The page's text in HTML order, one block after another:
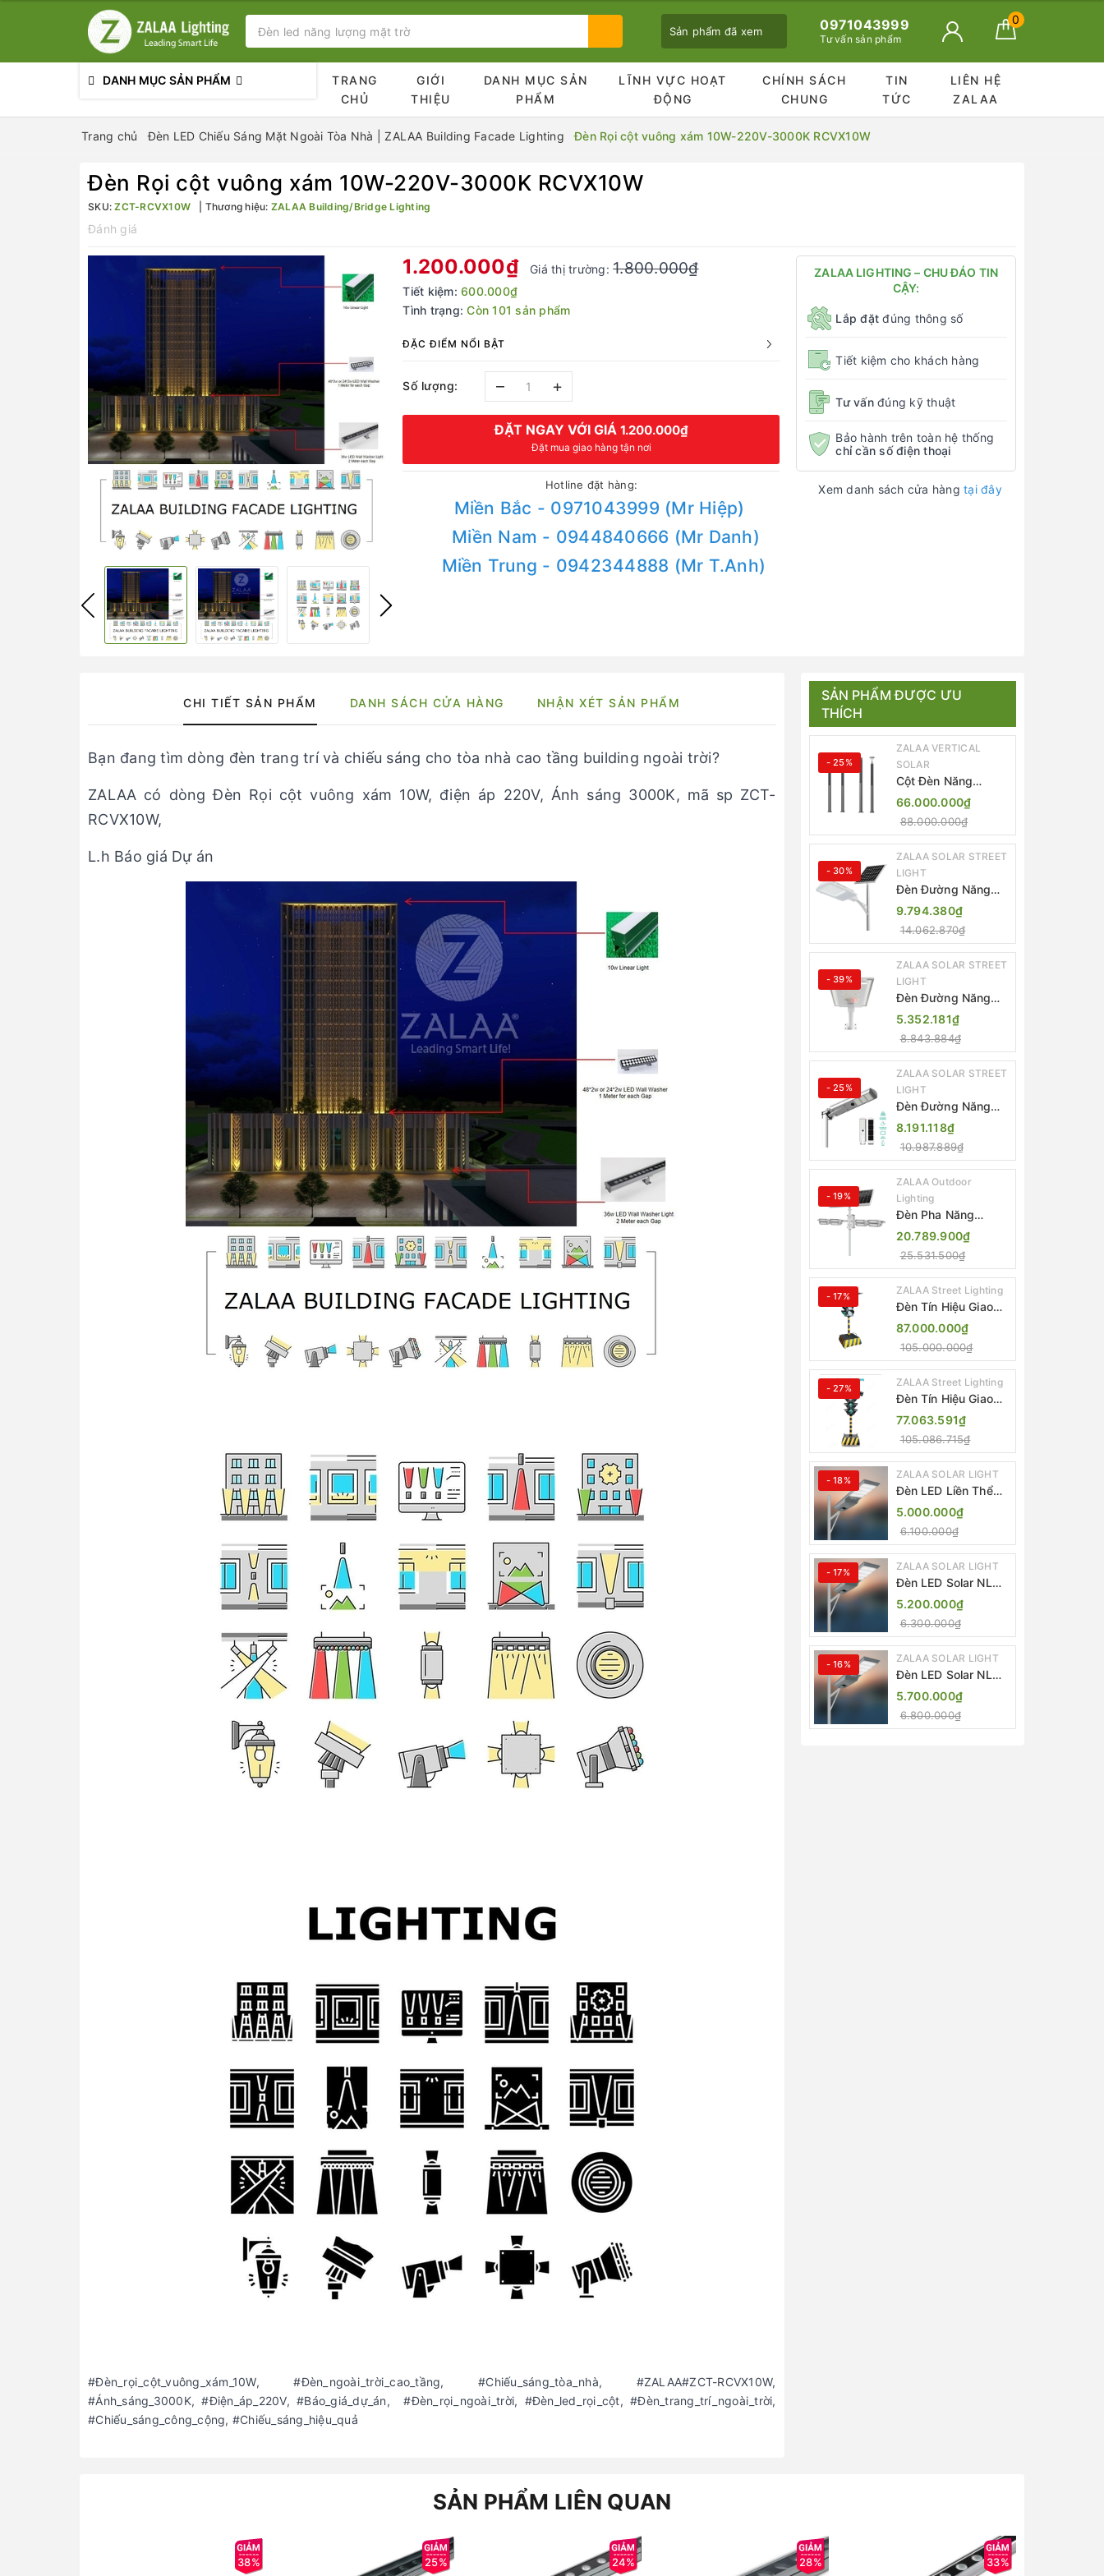
Sản phẩm đã xem
Bạn chưa xem sản phẩm nào
0971043999
Tư vấn sản phẩm
0
DANH MỤC SẢN PHẨM
TRANG
CHỦ
GIỚI
THIỆU
DANH MỤC SẢN
PHẨM
LĨNH VỰC HOẠT
ĐỘNG
CHÍNH SÁCH
CHUNG
TIN
TỨC
LIÊN HỆ
ZALAA
Trang chủ Đèn LED Chiếu Sáng Mặt Ngoài Tòa Nhà | ZALAA Building Facade Lighting Đèn Rọi cột vuông xám 10W-220V-3000K RCVX10W
Đèn Rọi cột vuông xám 10W-220V-3000K RCVX10W
SKU:ZCT-RCVX10W Thương hiệu: ZALAA Building/Bridge Lighting
Đánh giá
1.200.000₫ Giá thị trường:1.800.000₫
Tiết kiệm:600.000₫
Tình trạng: Còn 101 sản phẩm
ĐẶC ĐIỂM NỔI BẬT
Số lượng: – +
ĐẶT NGAY VỚI GIÁ 1.200.000₫
Đặt mua giao hàng tận nơi
Hotline đặt hàng:
Miền Bắc - 0971043999 (Mr Hiệp)
Miền Nam - 0944840666 (Mr Danh)
Miền Trung - 0942344888 (Mr T.Anh)
ZALAA LIGHTING – CHU ĐÁO TIN
CẬY:
Lắp đặt đúng thông số
Tiết kiệm cho khách hàng
Tư vấnđúng kỹ thuật
Bảo hành trên toàn hệ thống
chỉ cần số điện thoại
Xem danh sách cửa hàngtại đây
CHI TIẾT SẢN PHẨM DANH SÁCH CỬA HÀNG NHẬN XÉT SẢN PHẨM
Bạn đang tìm dòng đèn trang trí và chiếu sáng cho tòa nhà cao tầng building ngoài trời?
ZALAA có dòng Đèn Rọi cột vuông xám 10W, điện áp 220V, Ánh sáng 3000K, mã sp ZCT-
RCVX10W,
L.h Báo giá Dự án
#Đèn_rọi_cột_vuông_xám_10W, #Đèn_ngoài_trời_cao_tầng, #Chiếu_sáng_tòa_nhà, #ZALAA#ZCT-RCVX10W,
#Ánh_sáng_3000K, #Điện_áp_220V, #Báo_giá_dự_án, #Đèn_rọi_ngoài_trời, #Đèn_led_rọi_cột, #Đèn_trang_trí_ngoài_trời,
#Chiếu_sáng_công_cộng, #Chiếu_sáng_hiệu_quả
SẢN PHẨM ĐƯỢC ƯU
THÍCH
- 25%
ZALAA VERTICAL
SOLAR
Cột Đèn Năng
Lượng Mặt Trời Dọc
Thông Minh ZSR-
YYDS-360 | ZALAA
Jsc
66.000.000₫
88.000.000₫
- 30%
ZALAA SOLAR STREET
LIGHT
Đèn Đường Năng
Lượng Mặt Trời
Thông Minh Điều
Khiển MPPT ZL-
GMX01 ZALAA
9.794.380₫
14.062.870₫
- 39%
ZALAA SOLAR STREET
LIGHT
Đèn Đường Năng
Lượng Mặt Trời
Nhôm Đúc ZALAA
ZL-BWH Cao Cấp
IP65
5.352.181₫
8.843.884₫
- 25%
ZALAA SOLAR STREET
LIGHT
Đèn Đường Năng
Lượng Mặt Trời Tích
Hợp Camera ZALAA
ZL-BJ04-CCTV
(80W, IP65)
8.191.118₫
10.987.889₫
- 19%
ZALAA Outdoor
Lighting
Đèn Pha Năng
Lượng Mặt Trời Sân
Thể Thao ZALAA
Jsc Chống Nước
IP65 Cao Cấp
20.789.900₫
25.531.500₫
- 17% ZALAA Street Lighting
Đèn Tín Hiệu Giao
Thông Di Động Năng
Lượng Mặt Trời
ZALAA ZL-300A-D
87.000.000₫
105.000.000₫
- 27% ZALAA Street Lighting
Đèn Tín Hiệu Giao
Thông Di Động Năng
Lượng Mặt Trời
ZALAA ZL-409300C
77.063.591₫
105.086.715₫
- 18% ZALAA SOLAR LIGHT
Đèn LED Liền Thể
ZALAA Solar Street
Light ZKC-TG 20W
25W 30W All In One
5.000.000₫
6.100.000₫
- 17% ZALAA SOLAR LIGHT
Đèn LED Solar NLMT
Liền Thể ZKC-TG
20W All in One |
ZALAA Street Light
5.200.000₫
6.300.000₫
- 16% ZALAA SOLAR LIGHT
Đèn LED Solar NLMT
Liền Thể ZKC-TG
25W All in One |
ZALAA Street Light
5.700.000₫
6.800.000₫
SẢN PHẨM LIÊN QUAN
38% 25% 24% 28% 33%